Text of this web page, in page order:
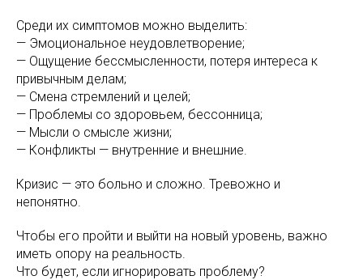
Среди их симптомов можно выделить:
— Эмоциональное неудовлетворение;
— Ощущение бессмысленности, потеря интереса к
привычным делам;
— Смена стремлений и целей;
— Проблемы со здоровьем, бессонница;
— Мысли о смысле жизни;
— Конфликты — внутренние и внешние.
Кризис — это больно и сложно. Тревожно и
непонятно.
Чтобы его пройти и выйти на новый уровень, важно
иметь опору на реальность.
Что будет, если игнорировать проблему?